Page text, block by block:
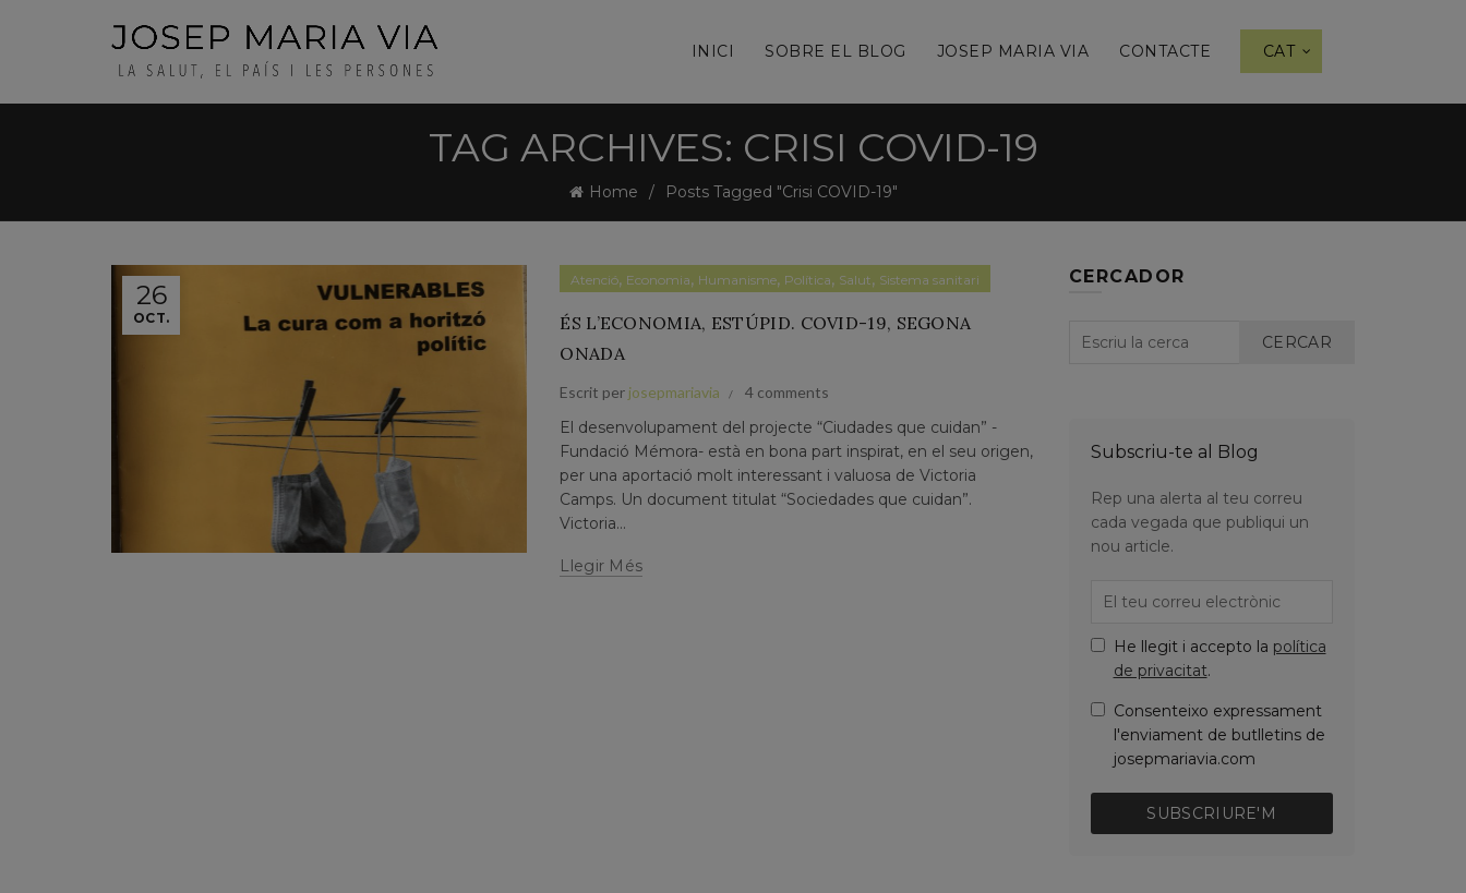
INICI SOBRE EL BLOG JOSEP MARIA VIA CONTACTE CAT
TAG ARCHIVES: CRISI COVID-19
Home Posts Tagged "Crisi COVID-19"
26
OCT.
Atenció, Economia, Humanisme, Política, Salut, Sistema sanitari
ÉS L’ECONOMIA, ESTÚPID. COVID-19, SEGONA
ONADA
Escrit per josepmariavia 4 comments
El desenvolupament del projecte “Ciudades que cuidan” -
Fundació Mémora- està en bona part inspirat, en el seu origen,
per una aportació molt interessant i valuosa de Victoria
Camps. Un document titulat “Sociedades que cuidan”.
Victoria...
Llegir Més
CERCADOR
CERCAR
Subscriu-te al Blog
Rep una alerta al teu correu
cada vegada que publiqui un
nou article.
He llegit i accepto la política
de privacitat.
Consenteixo expressament
l'enviament de butlletins de
josepmariavia.com
SUBSCRIURE'M